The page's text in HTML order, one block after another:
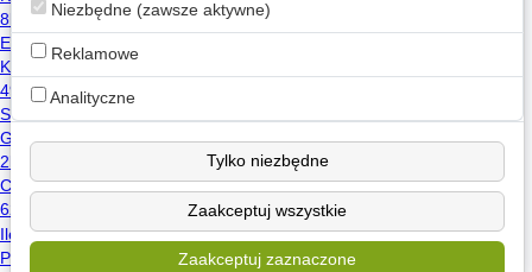
Zaakceptowano Kabel sieciowy z krótką wtyczką
1
1 633 1
2024-10-19 05:29
RFID zabezpieczona pluskwa
4 582
2024-10-19 21:27
Niezbędne (zawsze aktywne)
Reklamowe
Analityczne
Tylko niezbędne
Zaakceptuj wszystkie
Zaakceptuj zaznaczone